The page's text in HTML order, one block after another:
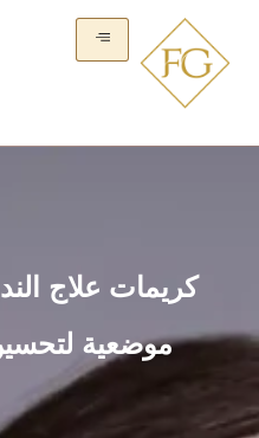
كريمات علاج
موضعية